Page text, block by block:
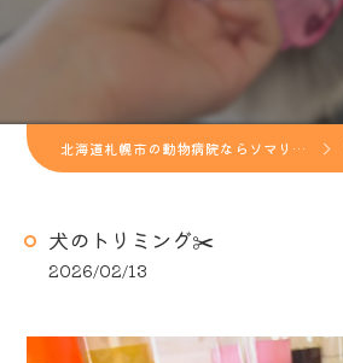
北海道札幌市の動物病院ならソマリ犬猫病院
犬のトリミング✂️
2026/02/13